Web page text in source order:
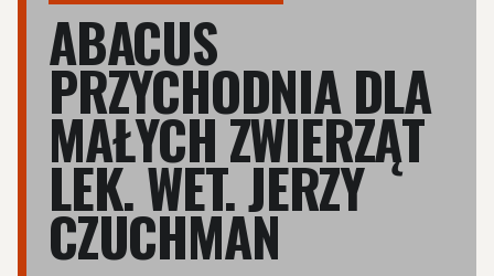
ABACUS
PRZYCHODNIA DLA
MAŁYCH ZWIERZĄT
LEK. WET. JERZY
CZUCHMAN